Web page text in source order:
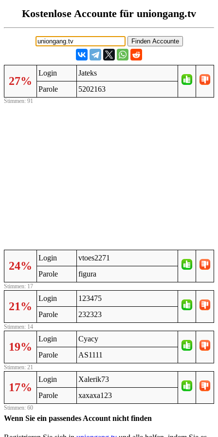
Kostenlose Accounte für uniongang.tv
27%
Login
Jateks
Parole
5202163
Stimmen: 91
24%
Login
vtoes2271
Parole
figura
Stimmen: 17
21%
Login
123475
Parole
232323
Stimmen: 14
19%
Login
Cyacy
Parole
AS1111
Stimmen: 21
17%
Login
Xalerik73
Parole
xaxaxa123
Stimmen: 60
Wenn Sie ein passendes Account nicht finden